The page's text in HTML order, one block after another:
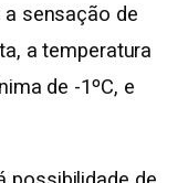
sensação de
a temperatura
de -1ºC, e